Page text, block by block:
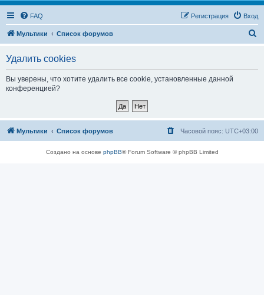
FAQ Вход
Регистрация
Мультики Список форумов
Удалить cookies
Вы уверены, что хотите удалить все cookie, установленные данной
конференцией?
Мультики Список форумов Часовой пояс: UTC+03:00
Создано на основе phpBB® Forum Software © phpBB Limited